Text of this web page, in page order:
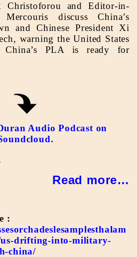
Christoforou and Editor-in-
discuss China’s
and Chinese President Xi
warning the United States
China’s PLA is ready for
Audio Podcast on
Read more…
:
us-drifting-into-military-
china/